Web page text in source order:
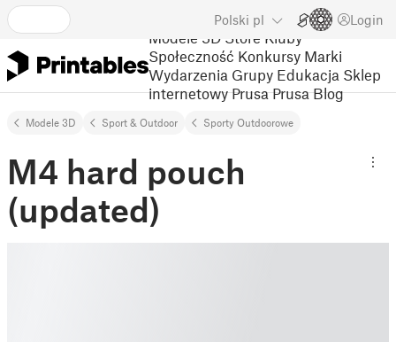
Polski pl Login
Modele 3D Store Kluby
Społeczność Konkursy Marki
Wydarzenia Grupy Edukacja Sklep
internetowy Prusa Prusa Blog
Modele 3D Sport & Outdoor Sporty Outdoorowe
M4 hard pouch
(updated)